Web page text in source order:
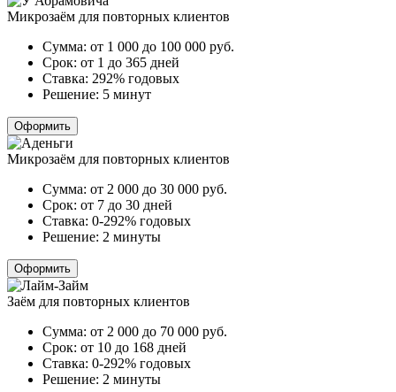
Микрозаём для повторных клиентов
Сумма: от 1 000 до 100 000 руб.
Срок: от 1 до 365 дней
Ставка: 292% годовых
Решение: 5 минут
Оформить
Микрозаём для повторных клиентов
Сумма: от 2 000 до 30 000 руб.
Срок: от 7 до 30 дней
Ставка: 0-292% годовых
Решение: 2 минуты
Оформить
Заём для повторных клиентов
Сумма: от 2 000 до 70 000 руб.
Срок: от 10 до 168 дней
Ставка: 0-292% годовых
Решение: 2 минуты